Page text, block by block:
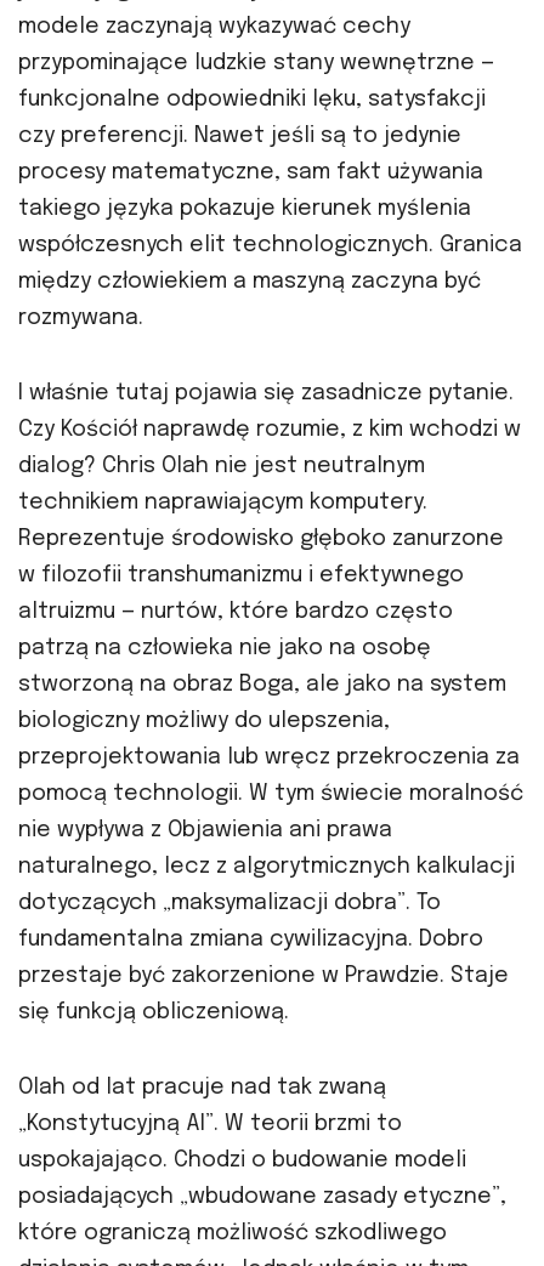
modele zaczynają wykazywać cechy
przypominające ludzkie stany wewnętrzne —
funkcjonalne odpowiedniki lęku, satysfakcji
czy preferencji. Nawet jeśli są to jedynie
procesy matematyczne, sam fakt używania
takiego języka pokazuje kierunek myślenia
współczesnych elit technologicznych. Granica
między człowiekiem a maszyną zaczyna być
rozmywana.
I właśnie tutaj pojawia się zasadnicze pytanie.
Czy Kościół naprawdę rozumie, z kim wchodzi w
dialog? Chris Olah nie jest neutralnym
technikiem naprawiającym komputery.
Reprezentuje środowisko głęboko zanurzone
w filozofii transhumanizmu i efektywnego
altruizmu — nurtów, które bardzo często
patrzą na człowieka nie jako na osobę
stworzoną na obraz Boga, ale jako na system
biologiczny możliwy do ulepszenia,
przeprojektowania lub wręcz przekroczenia za
pomocą technologii. W tym świecie moralność
nie wypływa z Objawienia ani prawa
naturalnego, lecz z algorytmicznych kalkulacji
dotyczących „maksymalizacji dobra”. To
fundamentalna zmiana cywilizacyjna. Dobro
przestaje być zakorzenione w Prawdzie. Staje
się funkcją obliczeniową.
Olah od lat pracuje nad tak zwaną
„Konstytucyjną AI”. W teorii brzmi to
uspokajająco. Chodzi o budowanie modeli
posiadających „wbudowane zasady etyczne”,
które ograniczą możliwość szkodliwego